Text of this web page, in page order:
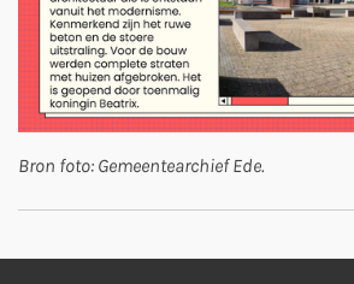
Bron foto: Gemeentearchief Ede.